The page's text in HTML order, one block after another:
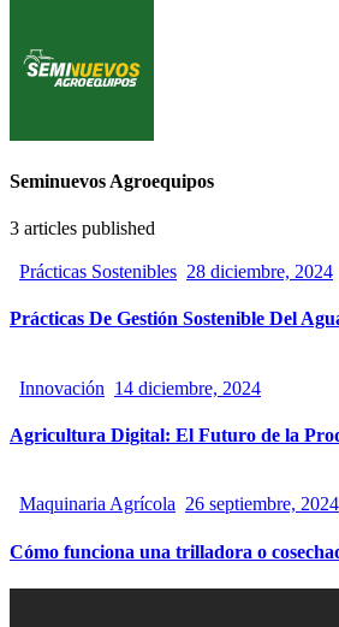
Seminuevos Agroequipos
3 articles published
Prácticas Sostenibles 28 diciembre, 2024
Prácticas De Gestión Sostenible Del
Innovación 14 diciembre, 2024
Agricultura Digital: El Futuro de la
Maquinaria Agrícola 26 septiembre, 2024
Cómo funciona una trilladora o